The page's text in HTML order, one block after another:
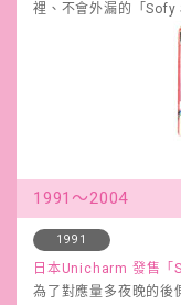
裡、不會外漏的「Sofy
1991～2004
1991
日本Unicharm 發售「
為了對應量多夜晚的後